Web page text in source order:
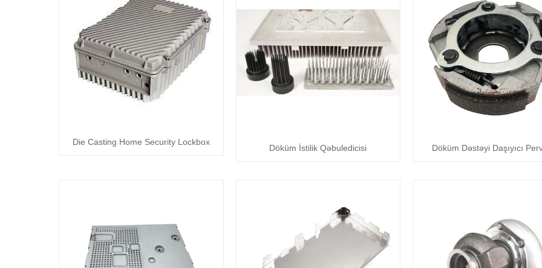
Die Casting Home Security Lockbox
Döküm İstilik Qəbuledicisi Döküm Dəstəyi Daşıyıcı